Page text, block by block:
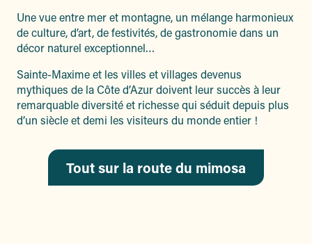
Une vue entre mer et montagne, un mélange harmonieux
de culture, d’art, de festivités, de gastronomie dans un
décor naturel exceptionnel…
Sainte-Maxime et les villes et villages devenus
mythiques de la Côte d’Azur doivent leur succès à leur
remarquable diversité et richesse qui séduit depuis plus
d’un siècle et demi les visiteurs du monde entier !
Tout sur la route du mimosa